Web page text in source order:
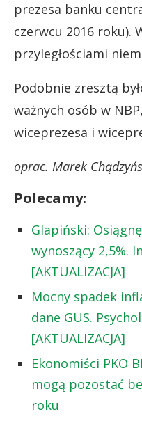
prezesa banku
czerwcu 2016 roku).
przyległościami
Podobnie zresztą
ważnych osób w
wiceprezesa i
oprac. Marek
Polecamy:
Glapiński:
wynoszący 2,5%.
[AKTUALIZACJA]
Mocny spadek
dane GUS.
[AKTUALIZACJA]
Ekonomiści PKO
mogą pozostać
roku